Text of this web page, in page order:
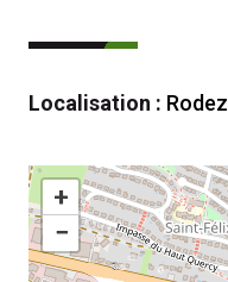
Localisation : Rodez
+
−